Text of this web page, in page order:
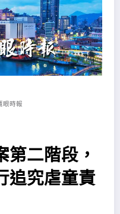
眼時報
二階段，
追究虐童責